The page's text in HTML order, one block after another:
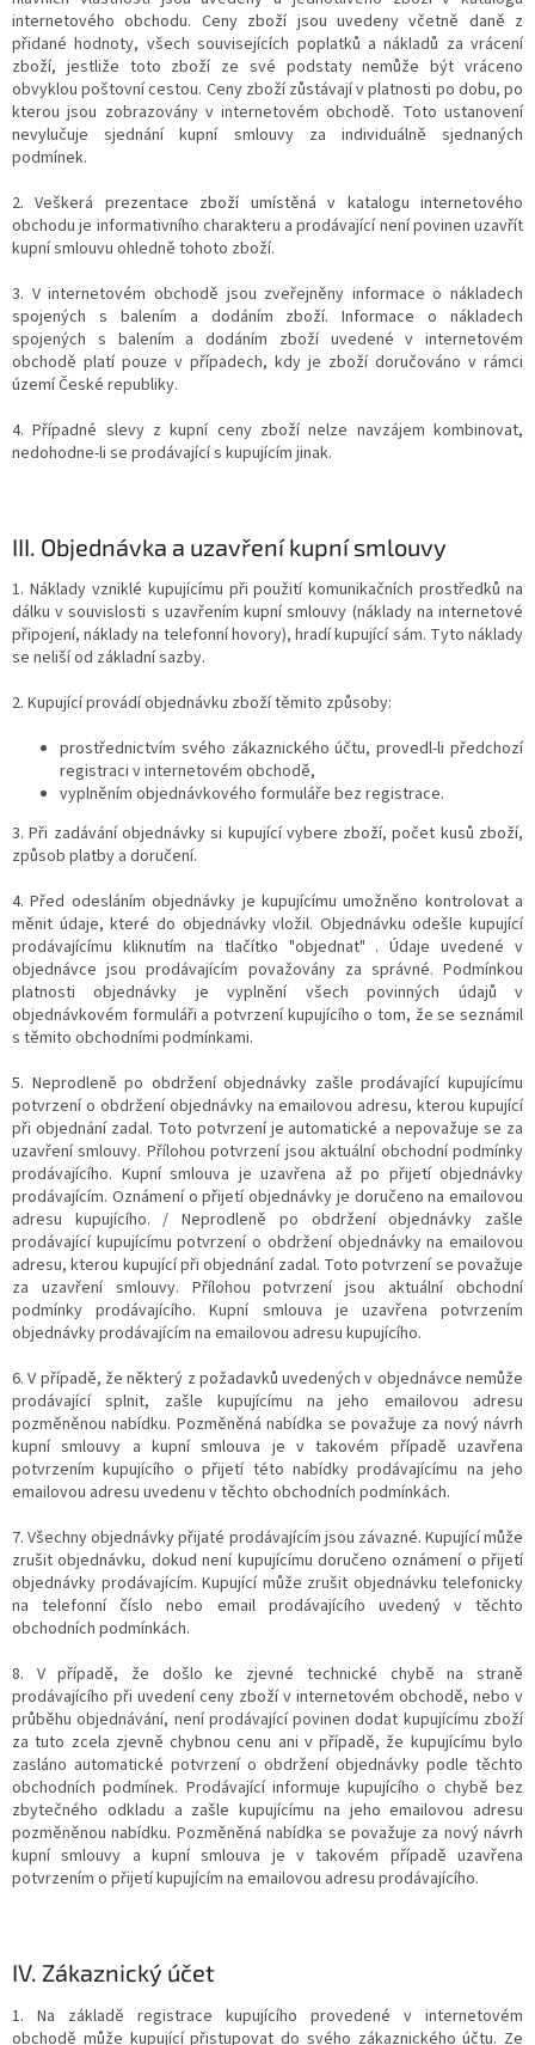
internetového obchodu. Ceny zboží jsou uvedeny včetně daně z
přidané hodnoty, všech souvisejících poplatků a nákladů za vrácení
zboží, jestliže toto zboží ze své podstaty nemůže být vráceno
obvyklou poštovní cestou. Ceny zboží zůstávají v platnosti po dobu, po
kterou jsou zobrazovány v internetovém obchodě. Toto ustanovení
nevylučuje sjednání kupní smlouvy za individuálně sjednaných
podmínek.
2. Veškerá prezentace zboží umístěná v katalogu internetového
obchodu je informativního charakteru a prodávající není povinen uzavřít
kupní smlouvu ohledně tohoto zboží.
3. V internetovém obchodě jsou zveřejněny informace o nákladech
spojených s balením a dodáním zboží. Informace o nákladech
spojených s balením a dodáním zboží uvedené v internetovém
obchodě platí pouze v případech, kdy je zboží doručováno v rámci
území České republiky.
4. Případné slevy z kupní ceny zboží nelze navzájem kombinovat,
nedohodne-li se prodávající s kupujícím jinak.
III. Objednávka a uzavření kupní smlouvy
1. Náklady vzniklé kupujícímu při použití komunikačních prostředků na
dálku v souvislosti s uzavřením kupní smlouvy (náklady na internetové
připojení, náklady na telefonní hovory), hradí kupující sám. Tyto náklady
se neliší od základní sazby.
2. Kupující provádí objednávku zboží těmito způsoby:
prostřednictvím svého zákaznického účtu, provedl-li předchozí
registraci v internetovém obchodě,
vyplněním objednávkového formuláře bez registrace.
3. Při zadávání objednávky si kupující vybere zboží, počet kusů zboží,
způsob platby a doručení.
4. Před odesláním objednávky je kupujícímu umožněno kontrolovat a
měnit údaje, které do objednávky vložil. Objednávku odešle kupující
prodávajícímu kliknutím na tlačítko "objednat" . Údaje uvedené v
objednávce jsou prodávajícím považovány za správné. Podmínkou
platnosti objednávky je vyplnění všech povinných údajů v
objednávkovém formuláři a potvrzení kupujícího o tom, že se seznámil
s těmito obchodními podmínkami.
5. Neprodleně po obdržení objednávky zašle prodávající kupujícímu
potvrzení o obdržení objednávky na emailovou adresu, kterou kupující
při objednání zadal. Toto potvrzení je automatické a nepovažuje se za
uzavření smlouvy. Přílohou potvrzení jsou aktuální obchodní podmínky
prodávajícího. Kupní smlouva je uzavřena až po přijetí objednávky
prodávajícím. Oznámení o přijetí objednávky je doručeno na emailovou
adresu kupujícího. / Neprodleně po obdržení objednávky zašle
prodávající kupujícímu potvrzení o obdržení objednávky na emailovou
adresu, kterou kupující při objednání zadal. Toto potvrzení se považuje
za uzavření smlouvy. Přílohou potvrzení jsou aktuální obchodní
podmínky prodávajícího. Kupní smlouva je uzavřena potvrzením
objednávky prodávajícím na emailovou adresu kupujícího.
6. V případě, že některý z požadavků uvedených v objednávce nemůže
prodávající splnit, zašle kupujícímu na jeho emailovou adresu
pozměněnou nabídku. Pozměněná nabídka se považuje za nový návrh
kupní smlouvy a kupní smlouva je v takovém případě uzavřena
potvrzením kupujícího o přijetí této nabídky prodávajícímu na jeho
emailovou adresu uvedenu v těchto obchodních podmínkách.
7. Všechny objednávky přijaté prodávajícím jsou závazné. Kupující může
zrušit objednávku, dokud není kupujícímu doručeno oznámení o přijetí
objednávky prodávajícím. Kupující může zrušit objednávku telefonicky
na telefonní číslo nebo email prodávajícího uvedený v těchto
obchodních podmínkách.
8. V případě, že došlo ke zjevné technické chybě na straně
prodávajícího při uvedení ceny zboží v internetovém obchodě, nebo v
průběhu objednávání, není prodávající povinen dodat kupujícímu zboží
za tuto zcela zjevně chybnou cenu ani v případě, že kupujícímu bylo
zasláno automatické potvrzení o obdržení objednávky podle těchto
obchodních podmínek. Prodávající informuje kupujícího o chybě bez
zbytečného odkladu a zašle kupujícímu na jeho emailovou adresu
pozměněnou nabídku. Pozměněná nabídka se považuje za nový návrh
kupní smlouvy a kupní smlouva je v takovém případě uzavřena
potvrzením o přijetí kupujícím na emailovou adresu prodávajícího.
IV. Zákaznický účet
1. Na základě registrace kupujícího provedené v internetovém
obchodě může kupující přistupovat do svého zákaznického účtu. Ze